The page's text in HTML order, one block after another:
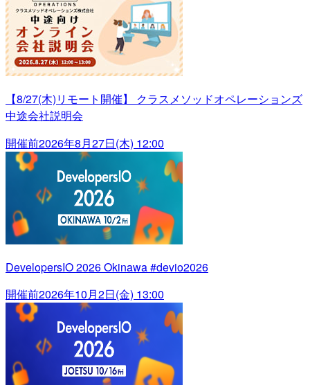
【8/27(木)リモート開催】 クラスメソッドオペレーションズ
中途会社説明会
開催前2026年8月27日(木) 12:00
DevelopersIO 2026 Okinawa #devio2026
開催前2026年10月2日(金) 13:00